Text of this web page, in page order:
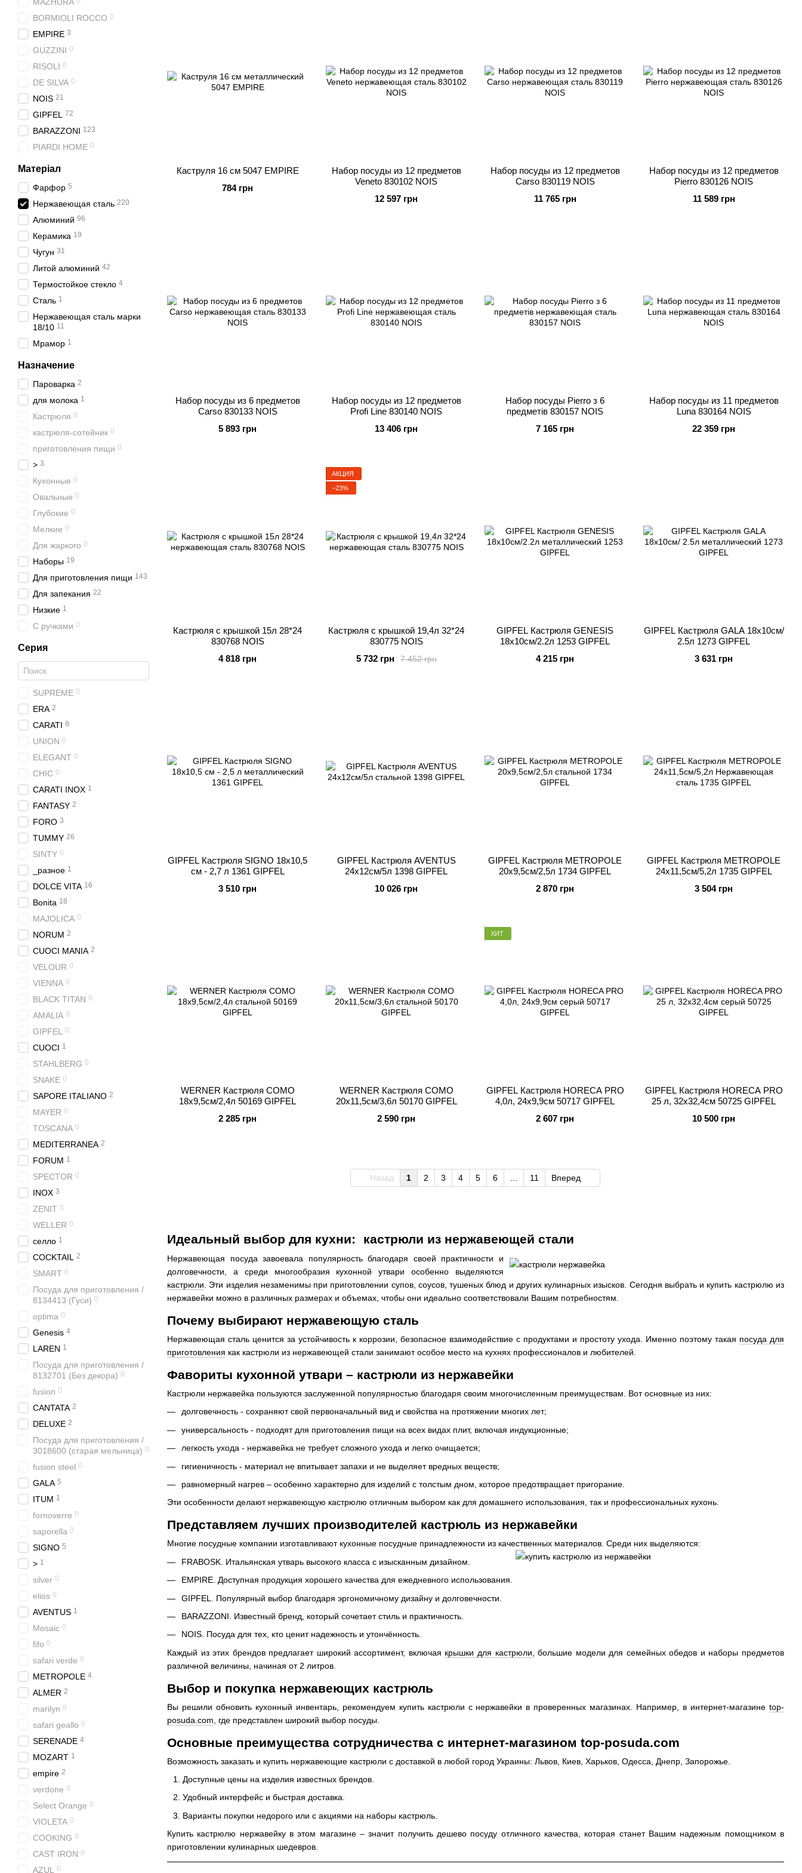
Идеальный выбор для кухни: кастрюли из нержавеющей стали
Нержавеющая посуда завоевала популярность благодаря своей практичности и
долговечности, а среди многообразия кухонной утвари особенно выделяются
кастрюли . Эти изделия незаменимы при приготовлении супов, соусов, тушеных блюд и других кулинарных изысков. Сегодня выбрать и купить кастрюлю из
нержавейки можно в различных размерах и объемах, чтобы они идеально соответствовали Вашим потребностям.
Почему выбирают нержавеющую сталь
Нержавеющая сталь ценится за устойчивость к коррозии, безопасное взаимодействие с продуктами и простоту ухода. Именно поэтому такая посуда для
приготовления как кастрюли из нержавеющей стали занимают особое место на кухнях профессионалов и любителей.
Фавориты кухонной утвари – кастрюли из нержавейки
Кастрюли нержавейка пользуются заслуженной популярностью благодаря своим многочисленным преимуществам. Вот основные из них:
долговечность - сохраняют свой первоначальный вид и свойства на протяжении многих лет;
универсальность - подходят для приготовления пищи на всех видах плит, включая индукционные;
легкость ухода - нержавейка не требует сложного ухода и легко очищается;
гигиеничность - материал не впитывает запахи и не выделяет вредных веществ;
равномерный нагрев – особенно характерно для изделий с толстым дном, которое предотвращает пригорание.
Эти особенности делают нержавеющую кастрюлю отличным выбором как для домашнего использования, так и профессиональных кухонь.
Представляем лучших производителей кастрюль из нержавейки
Многие посудные компании изготавливают кухонные посудные принадлежности из качественных материалов. Среди них выделяются:
FRABOSK. Итальянская утварь высокого класса с изысканным дизайном.
EMPIRE. Доступная продукция хорошего качества для ежедневного использования.
GIPFEL. Популярный выбор благодаря эргономичному дизайну и долговечности.
BARAZZONI. Известный бренд, который сочетает стиль и практичность.
NOIS. Посуда для тех, кто ценит надежность и утончённость.
Каждый из этих брендов предлагает широкий ассортимент, включая крышки для кастрюли , большие модели для семейных обедов и наборы предметов
различной величины, начиная от 2 литров.
Выбор и покупка нержавеющих кастрюль
Вы решили обновить кухонный инвентарь, рекомендуем купить кастрюли с нержавейки в проверенных магазинах. Например, в интернет-магазине top-
posuda.com , где представлен широкий выбор посуды.
Основные преимущества сотрудничества с интернет-магазином top-posuda.com
Возможность заказать и купить нержавеющие кастрюли с доставкой в любой город Украины: Львов, Киев, Харьков, Одесса, Днепр, Запорожье.
Доступные цены на изделия известных брендов.
Удобный интерфейс и быстрая доставка.
Варианты покупки недорого или с акциями на наборы кастрюль.
Купить кастрюлю нержавейку в этом магазине – значит получить дешево посуду отличного качества, которая станет Вашим надежным помощником в
приготовлении кулинарных шедевров.
Каструля 16 см 5047 EMPIRE
784 грн
Набор посуды из 12 предметов
Veneto 830102 NOIS
12 597 грн
Набор посуды из 12 предметов
Carso 830119 NOIS
11 765 грн
Набор посуды из 12 предметов
Pierro 830126 NOIS
11 589 грн
Набор посуды из 6 предметов
Carso 830133 NOIS
5 893 грн
Набор посуды из 12 предметов
Profi Line 830140 NOIS
13 406 грн
Набор посуды Pierro з 6
предметів 830157 NOIS
7 165 грн
Набор посуды из 11 предметов
Luna 830164 NOIS
22 359 грн
Кастрюля с крышкой 15л 28*24
830768 NOIS
4 818 грн
АКЦИЯ
−23%
Кастрюля с крышкой 19,4л 32*24
830775 NOIS
7 452 грн
5 732 грн
GIPFEL Кастрюля GENESIS
18х10см/2.2л 1253 GIPFEL
4 215 грн
GIPFEL Кастрюля GALA 18х10см/
2.5л 1273 GIPFEL
3 631 грн
GIPFEL Кастрюля SIGNO 18x10,5
см - 2,7 л 1361 GIPFEL
3 510 грн
GIPFEL Кастрюля AVENTUS
24х12см/5л 1398 GIPFEL
10 026 грн
GIPFEL Кастрюля METROPOLE
20x9,5см/2,5л 1734 GIPFEL
2 870 грн
GIPFEL Кастрюля METROPOLE
24x11,5см/5,2л 1735 GIPFEL
3 504 грн
WERNER Кастрюля COMO
18х9,5см/2,4л 50169 GIPFEL
2 285 грн
WERNER Кастрюля COMO
20х11,5см/3,6л 50170 GIPFEL
2 590 грн
ХИТ
GIPFEL Кастрюля HORECA PRO
4,0л, 24х9,9см 50717 GIPFEL
2 607 грн
GIPFEL Кастрюля HORECA PRO
25 л, 32х32,4см 50725 GIPFEL
10 500 грн
Назад 1 2 3 4 5 6 11 Вперед
BORMIOLI ROCCO 0
EMPIRE 3
GUZZINI 0
RISOLI 0
DE SILVA 0
NOIS 21
GIPFEL 72
BARAZZONI 123
PIARDI HOME 0
Матеріал
Фарфор 5
Нержавеющая сталь 220
Алюминий 96
Керамика 19
Чугун 31
Литой алюминий 42
Термостойкое стекло 4
Сталь 1
Нержавеющая сталь марки
18/10 11
Мрамор 1
Назначение
Пароварка 2
для молока 1
Кастрюля 0
кастрюля-сотейник 0
приготовления пищи 0
> 3
Кухонные 0
Овальные 0
Глубокие 0
Мелкие 0
Для жаркого 0
Наборы 19
Для приготовления пищи 143
Для запекания 22
Низкие 1
С ручками 0
Серия
SUPREME 0
ERA 2
CARATI 8
UNION 0
ELEGANT 0
CHIC 0
CARATI INOX 1
FANTASY 2
FORO 3
TUMMY 26
SINTY 0
_разное 1
DOLCE VITA 16
Bonita 18
MAJOLICA 0
NORUM 2
CUOCI MANIA 2
VELOUR 0
VIENNA 0
BLACK TITAN 0
AMALIA 0
GIPFEL 0
CUOCI 1
STAHLBERG 0
SNAKE 0
SAPORE ITALIANO 2
MAYER 0
TOSCANA 0
MEDITERRANEA 2
FORUM 1
SPECTOR 0
INOX 3
ZENIT 0
WELLER 0
селло 1
COCKTAIL 2
SMART 0
Посуда для приготовления /
8134413 (Гуси) 0
optima 0
Genesis 4
LAREN 1
Посуда для приготовления /
8132701 (Без декора) 0
fusion 0
CANTATA 2
DELUXE 2
Посуда для приготовления /
3018600 (старая мельница) 0
fusion steel 0
GALA 5
ITUM 1
fornoverre 0
saporella 0
SIGNO 5
> 1
silver 0
elios 0
AVENTUS 1
Mosaic 0
fifo 0
safari verde 0
METROPOLE 4
ALMER 2
marilyn 0
safari geallo 0
SERENADE 4
MOZART 1
empire 2
verdone 0
Select Orange 0
VIOLETA 0
COOKING 0
CAST IRON 0
AZUL 0